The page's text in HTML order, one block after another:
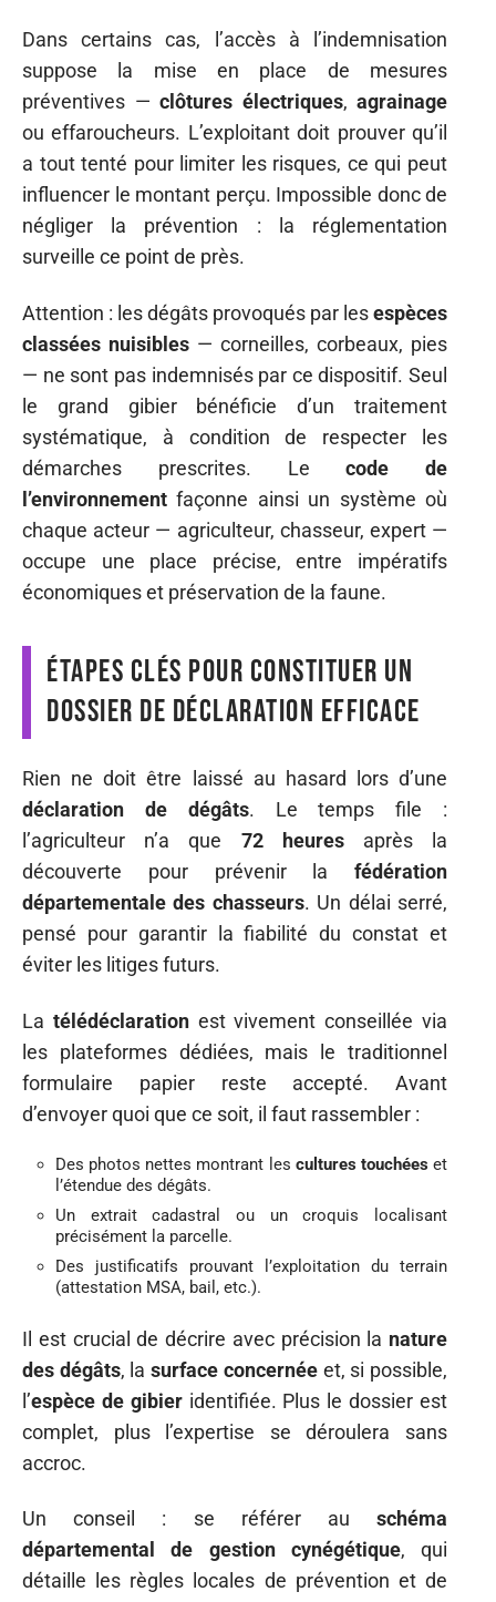
Dans certains cas, l’accès à l’indemnisation
suppose la mise en place de mesures
préventives — clôtures électriques, agrainage
ou effaroucheurs. L’exploitant doit prouver qu’il
a tout tenté pour limiter les risques, ce qui peut
influencer le montant perçu. Impossible donc de
négliger la prévention : la réglementation
surveille ce point de près.
Attention : les dégâts provoqués par lesespèces
classées nuisibles — corneilles, corbeaux, pies
— ne sont pas indemnisés par ce dispositif. Seul
le grand gibier bénéficie d’un traitement
systématique, à condition de respecter les
démarches prescrites. Lecode de
l’environnement façonne ainsi un système où
chaque acteur — agriculteur, chasseur, expert —
occupe une place précise, entre impératifs
économiques et préservation de la faune.
Étapes clés pour constituer un
dossier de déclaration efficace
Rien ne doit être laissé au hasard lors d’une
déclaration de dégâts. Le temps file :
l’agriculteur n’a que 72 heuresaprès la
découverte pour prévenir la fédération
départementale des chasseurs. Un délai serré,
pensé pour garantir la fiabilité du constat et
éviter les litiges futurs.
La télédéclarationest vivement conseillée via
les plateformes dédiées, mais le traditionnel
formulaire papier reste accepté. Avant
d’envoyer quoi que ce soit, il faut rassembler :
Des photos nettes montrant les cultures touchées et
l’étendue des dégâts.
Un extrait cadastral ou un croquis localisant
précisément la parcelle.
Des justificatifs prouvant l’exploitation du terrain
(attestation MSA, bail, etc.).
Il est crucial de décrire avec précision la nature
des dégâts, lasurface concernéeet, si possible,
l’espèce de gibieridentifiée. Plus le dossier est
complet, plus l’expertise se déroulera sans
accroc.
Un conseil : se référer au schéma
départemental de gestion cynégétique, qui
détaille les règles locales de prévention et de